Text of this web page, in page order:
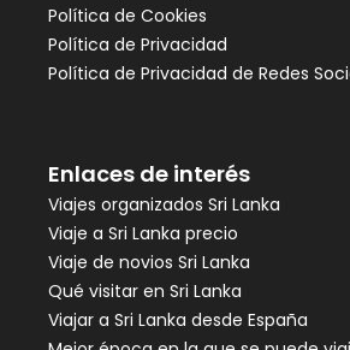
Política de Cookies
Política de Privacidad
Política de Privacidad de Redes
Enlaces de interés
Viajes organizados Sri Lanka
Viaje a Sri Lanka precio
Viaje de novios Sri Lanka
Qué visitar en Sri Lanka
Viajar a Sri Lanka desde España